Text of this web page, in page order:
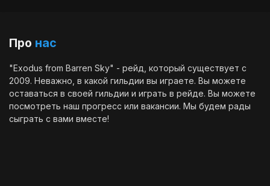
Про нас
"Exodus from Barren Sky" - рейд, который существует с
2009. Неважно, в какой гильдии вы играете. Вы можете
оставаться в своей гильдии и играть в рейде. Вы можете
посмотреть наш прогресс или вакансии. Мы будем рады
сыграть с вами вместе!